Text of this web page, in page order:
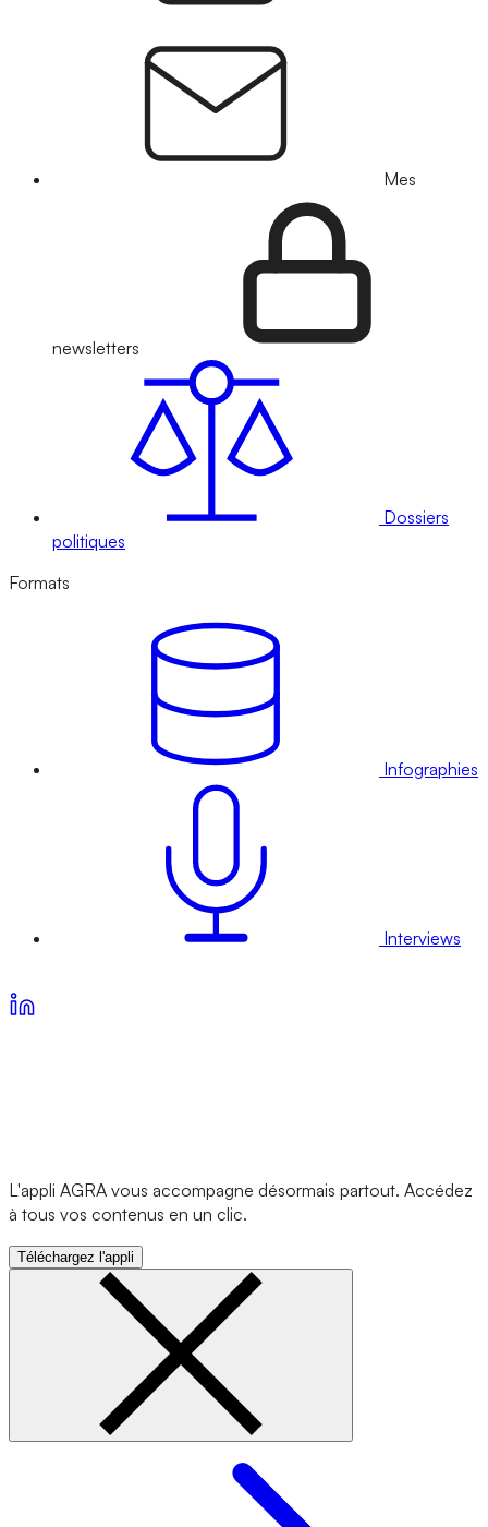
Mes
newsletters
Dossiers
politiques
Formats
Infographies
Interviews
L'appli AGRA vous accompagne désormais partout. Accédez
à tous vos contenus en un clic.
Téléchargez l'appli